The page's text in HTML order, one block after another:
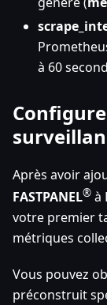
à 60
Après avoir
FASTPANEL® à
votre premier
métriques
Vous pouvez
préconstruit